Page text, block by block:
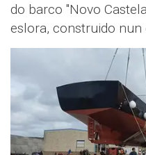
do barco "Novo
eslora, construido nun